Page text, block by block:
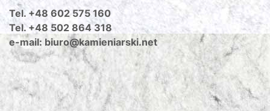
Tel. +48 602 575 160
Tel. +48 502 864 318
e-mail: biuro@kamieniarski.net